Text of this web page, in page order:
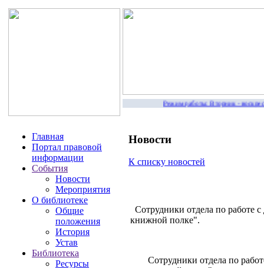
Режим работы: Вторник -
Главная
Портал правовой
информации
События
Новости
Мероприятия
О библиотеке
Общие
положения
История
Устав
Библиотека
Ресурсы
Новости
К списку новостей
Сотрудники отдела по работе
книжной полке".
Сотрудники отдела по